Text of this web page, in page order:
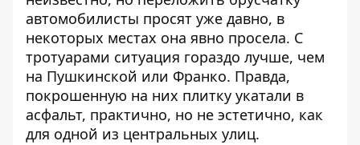
автомобилисты просят уже давно, в
некоторых местах она явно просела. С
тротуарами ситуация гораздо лучше, чем
на Пушкинской или Франко. Правда,
покрошенную на них плитку укатали в
асфальт, практично, но не эстетично, как
для одной из центральных улиц.